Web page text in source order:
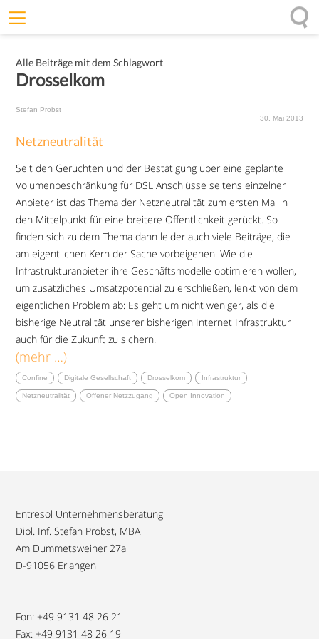
Offenheit
Impulse
Alle Beiträge mit dem Schlagwort
Drosselkom
Stefan Probst
30. Mai 2013
Netzneutralität
Seit den Gerüchten und der Bestätigung über eine geplante
Volumenbeschränkung für DSL Anschlüsse seitens einzelner
Anbieter ist das Thema der Netzneutralität zum ersten Mal in
den Mittelpunkt für eine breitere Öffentlichkeit gerückt. So
finden sich zu dem Thema dann leider auch viele Beiträge, die
am eigentlichen Kern der Sache vorbeigehen. Wie die
Infrastrukturanbieter ihre Geschäftsmodelle optimieren wollen,
um zusätzliches Umsatzpotential zu erschließen, lenkt von dem
eigentlichen Problem ab: Es geht um nicht weniger, als die
bisherige Neutralität unserer bisherigen Internet Infrastruktur
auch für die Zukunft zu sichern.
(mehr …)
Confine Digitale Gesellschaft Drosselkom Infrastruktur
Netzneutralität Offener Netzzugang Open Innovation
Entresol Unternehmensberatung
Dipl. Inf. Stefan Probst, MBA
Am Dummetsweiher 27a
D-91056 Erlangen
Fon: +49 9131 48 26 21
Fax: +49 9131 48 26 19